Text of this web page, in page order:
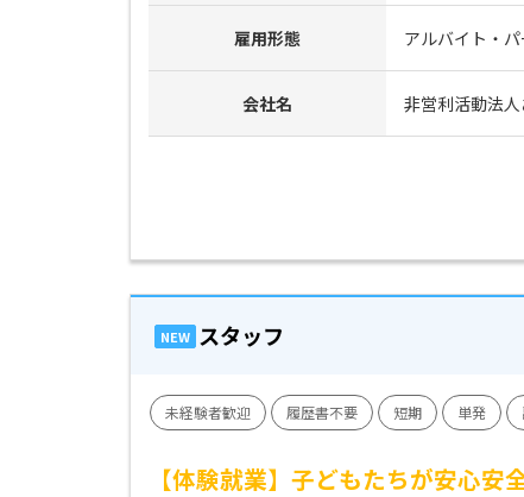
雇用形態 アルバイト・パ
会社名 非営利活動法
NEW スタッフ
未経験者歓迎 履歴書不要 短期 単発
【体験就業】子どもたちが安心